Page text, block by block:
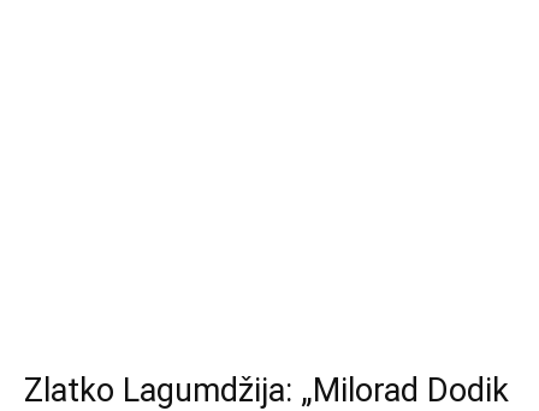
Zlatko Lagumdžija: „Milorad Dodik